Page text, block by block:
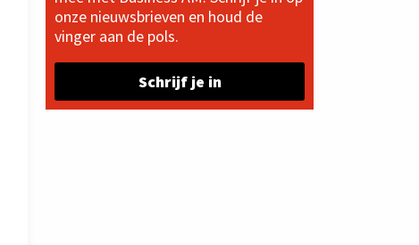
onze nieuwsbrieven en houd de
vinger aan de pols.
Schrijf je in